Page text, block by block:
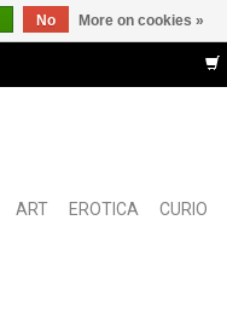
ART EROTICA CURIO
No More on cookies »